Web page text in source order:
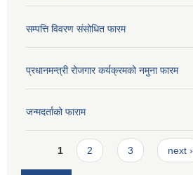
सम्पत्ति विवरण संसोधित फारम
प्रधानमन्त्री रोजगार कर्यक्रमको नमुना फारम
जन्मदर्ताको फाराम
Pages
1 2 3 next ›